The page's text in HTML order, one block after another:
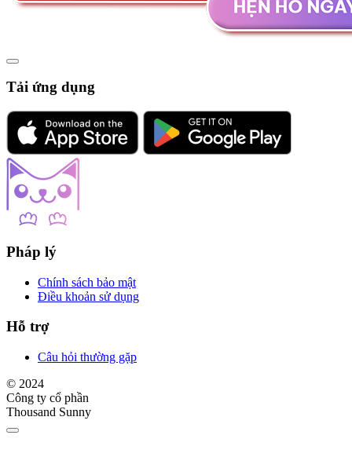
Tải ứng dụng
Pháp lý
Chính sách bảo mật
Điều khoản sử dụng
Hỗ trợ
Câu hỏi thường gặp
© 2024
Công ty cổ phần
Thousand Sunny